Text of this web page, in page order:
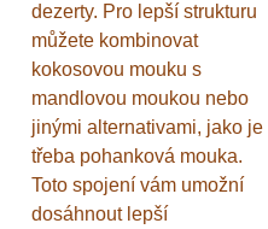
dezerty. Pro lepší strukturu
můžete kombinovat
kokosovou mouku s
mandlovou moukou nebo
jinými alternativami, jako je
třeba pohanková mouka.
Toto spojení vám umožní
dosáhnout lepší